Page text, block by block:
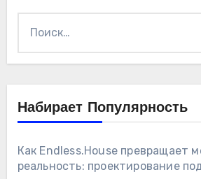
Набирает Популярность
Как Endless.House превращает
реальность: проектирование